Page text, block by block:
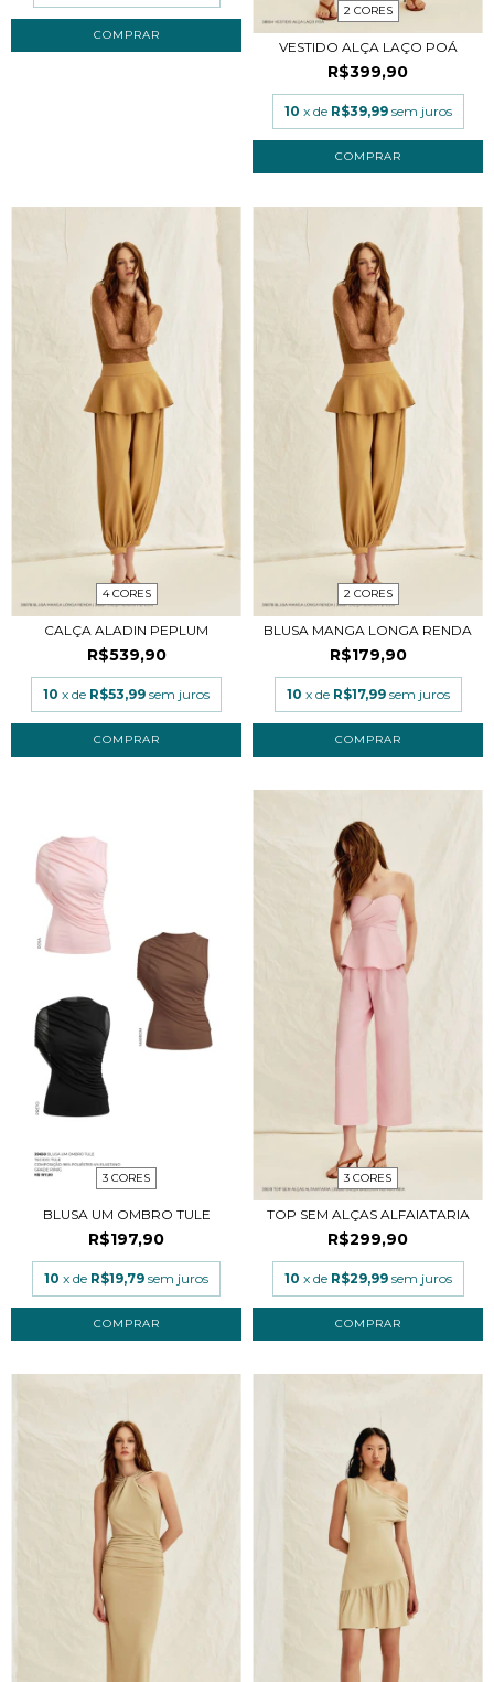
COMPRAR
2 CORES
VESTIDO ALÇA LAÇO POÁ
R$399,90
10 x de R$39,99 sem juros
COMPRAR
4 CORES
CALÇA ALADIN PEPLUM
R$539,90
10 x de R$53,99 sem juros
COMPRAR
2 CORES
BLUSA MANGA LONGA RENDA
R$179,90
10 x de R$17,99 sem juros
COMPRAR
3 CORES
BLUSA UM OMBRO TULE
R$197,90
10 x de R$19,79 sem juros
COMPRAR
3 CORES
TOP SEM ALÇAS ALFAIATARIA
R$299,90
10 x de R$29,99 sem juros
COMPRAR